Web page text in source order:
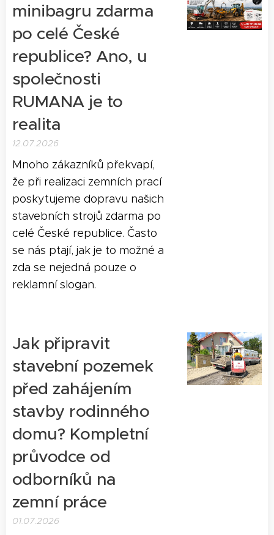
minibagru zdarma
po celé České
republice? Ano, u
společnosti
RUMANA je to
realita
12.07.2026
Mnoho zákazníků překvapí,
že při realizaci zemních prací
poskytujeme dopravu našich
stavebních strojů zdarma po
celé České republice. Často
se nás ptají, jak je to možné a
zda se nejedná pouze o
reklamní slogan.
Jak připravit
stavební pozemek
před zahájením
stavby rodinného
domu? Kompletní
průvodce od
odborníků na
zemní práce
01.07.2026